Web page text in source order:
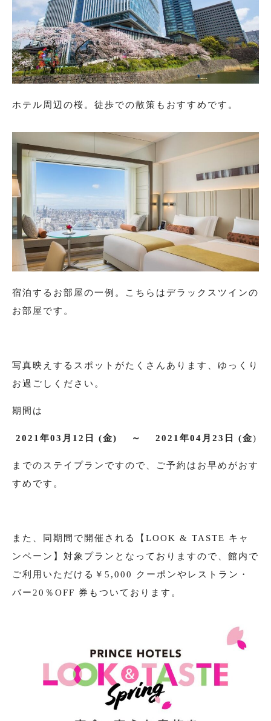
小紋
プラン・料金
舞妓・芸者・花魁・遊女・あんみつ姫
プラン・料金
卒業式袴
袴レンタル
ホテル周辺の桜。徒歩での散策もおすすめです。
宿泊するお部屋の一例。こちらはデラックスツインの
お部屋です。
写真映えするスポットがたくさんあります、ゆっくり
お過ごしください。
期間は
2021年03月12日 (金) ～ 2021年04月23日 (金)
までのステイプランですので、ご予約はお早めがおす
すめです。
また、同期間で開催される【LOOK & TASTE キャ
ンペーン】対象プランとなっておりますので、館内で
ご利用いただける￥5,000 クーポンやレストラン・
バー20％OFF 券もついております。